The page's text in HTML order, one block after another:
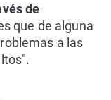
de
que de alguna
a las